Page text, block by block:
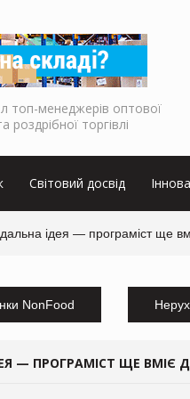
топ-менеджерів оптової
роздрібної торгівлі
Світовий досвід
ідея — програміст ще
NonFood
— ПРОГРАМІСТ ЩЕ ВМІЄ